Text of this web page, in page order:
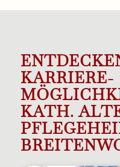
KARRIERE­
KATH.